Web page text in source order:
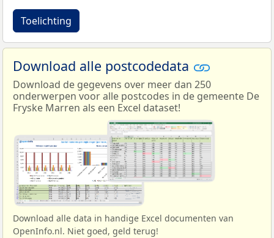
Toelichting
Download alle postcodedata
Download de gegevens over meer dan 250
onderwerpen voor alle postcodes in de gemeente De
Fryske Marren als een Excel dataset!
Download alle data in handige Excel documenten van
OpenInfo.nl. Niet goed, geld terug!